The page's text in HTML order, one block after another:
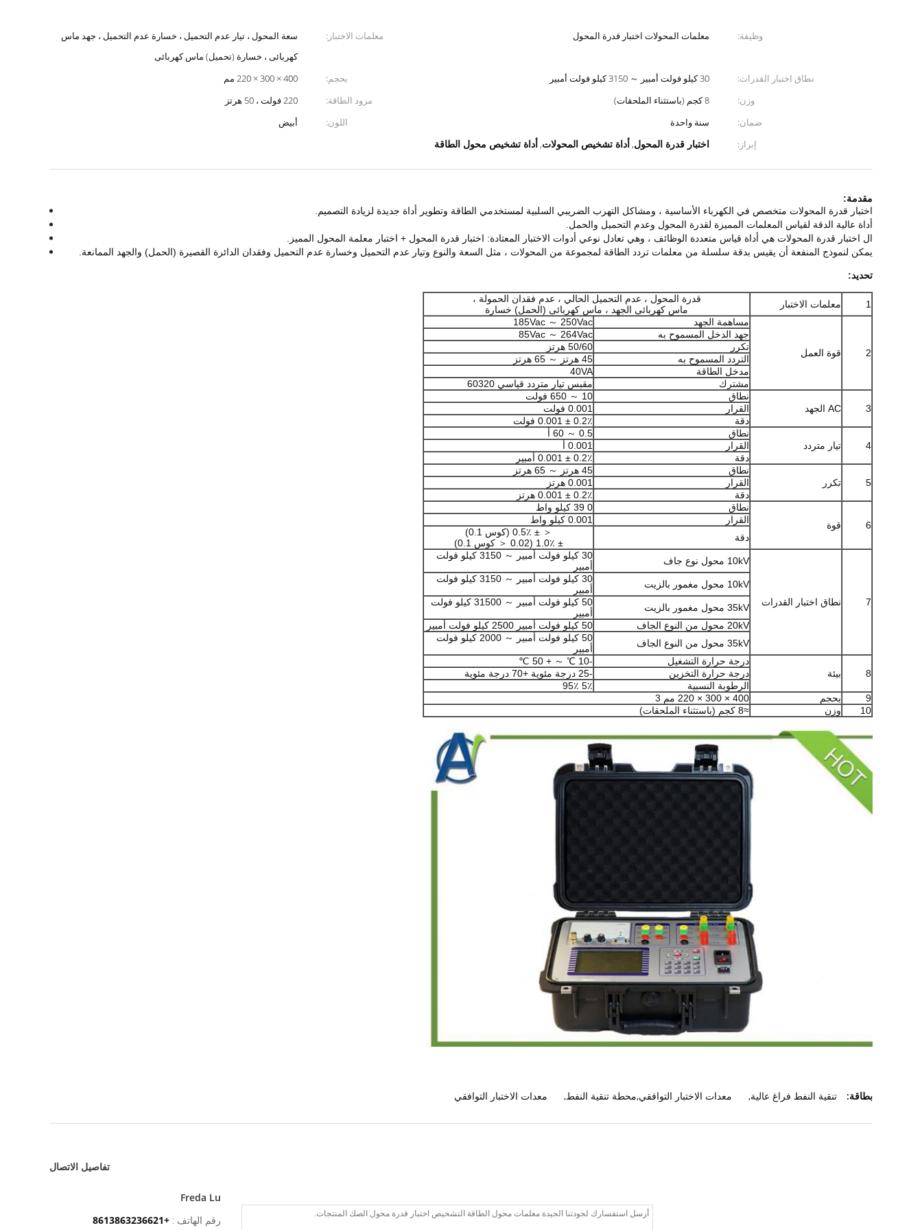
وظيفة: معلمات المحولات اختبار قدرة المحول معلمات الاختبار:
سعة المحول ، تيار عدم التحميل ، خسارة عدم التحميل ، جهد ماس
كهربائى ، خسارة (تحميل) ماس كهربائى
نطاق اختبار القدرات:
30 كيلو فولت أمبير ～ 3150 كيلو فولت أمبير بحجم:
400 × 300 × 220 مم
وزن:
8 كجم (باستثناء الملحقات) مزود الطاقة:
220 فولت ، 50 هرتز
ضمان:
سنة واحدة اللون:
أبيض
إبراز:
اختبار قدرة المحول, أداة تشخيص المحولات, أداة تشخيص محول الطاقة
مقدمة:
اختبار قدرة المحولات متخصص في الكهرباء الأساسية ، ومشاكل التهرب الضريبي السلبية لمستخدمي الطاقة وتطوير أداة جديدة لزيادة التصميم.
أداة عالية الدقة لقياس المعلمات المميزة لقدرة المحول وعدم التحميل والحمل.
ال اختبار قدرة المحولات هي أداة قياس متعددة الوظائف ، وهي تعادل نوعي أدوات الاختبار المعتادة: اختبار قدرة المحول + اختبار معلمة المحول المميز.
يمكن لنموذج المنفعة أن يقيس بدقة سلسلة من معلمات تردد الطاقة لمجموعة من المحولات ، مثل السعة والنوع وتيار عدم التحميل وخسارة عدم التحميل وفقدان الدائرة القصيرة (الحمل) والجهد الممانعة.
تحديد:
1 معلمات الاختبار
قدرة المحول ، عدم التحميل الحالي ، عدم فقدان الحمولة ،
ماس كهربائى الجهد ، ماس كهربائى (الحمل) خسارة
2 قوة العمل
مساهمة الجهد
185Vac ～ 250Vac
جهد الدخل المسموح به
85Vac ～ 264Vac
تكرر
50/60 هرتز
التردد المسموح به
45 هرتز ～ 65 هرتز
مدخل الطاقة
40VA
مشترك
مقبس تيار متردد قياسي 60320
3 AC الجهد
نطاق
10 ～ 650 فولت
القرار
0.001 فولت
دقة
0.2٪ ± 0.001 فولت
4 تيار متردد
نطاق
0.5 ～ 60 أ
القرار
0.001 أ
دقة
0.2٪ ± 0.001 أمبير
5 تكرر
نطاق
45 هرتز ～ 65 هرتز
القرار
0.001 هرتز
دقة
0.2٪ ± 0.001 هرتز
6 قوة
نطاق
0 39 كيلو واط
القرار
0.001 كيلو واط
دقة
＜ ± 0.5٪ (كوس 0.1)
± 1.0٪ (0.02 ＜ كوس 0.1)
7 نطاق اختبار القدرات
10kV محول نوع جاف
30 كيلو فولت أمبير ～ 3150 كيلو فولت
أمبير
10kV محول مغمور بالزيت
30 كيلو فولت أمبير ～ 3150 كيلو فولت
أمبير
35kV محول مغمور بالزيت
50 كيلو فولت أمبير ～ 31500 كيلو فولت
أمبير
20kV محول من النوع الجاف
50 كيلو فولت أمبير 2500 كيلو فولت أمبير
35kV محول من النوع الجاف
50 كيلو فولت أمبير ～ 2000 كيلو فولت
أمبير
8 بيئة
درجة حرارة التشغيل
-10 ℃ ～ + 50 ℃
درجة حرارة التخزين
-25 درجة مئوية +70 درجة مئوية
الرطوبة النسبية
5٪ 95٪
9
بحجم
400 × 300 × 220 مم 3
10
وزن ≈8 كجم (باستثناء الملحقات)
بطاقة: تنقية النفط فراغ عالية, معدات الاختبار التوافقي,محطة تنقية النفط, معدات الاختبار التوافقي
تفاصيل الاتصال
Freda Lu
رقم الهاتف : +8613863236621